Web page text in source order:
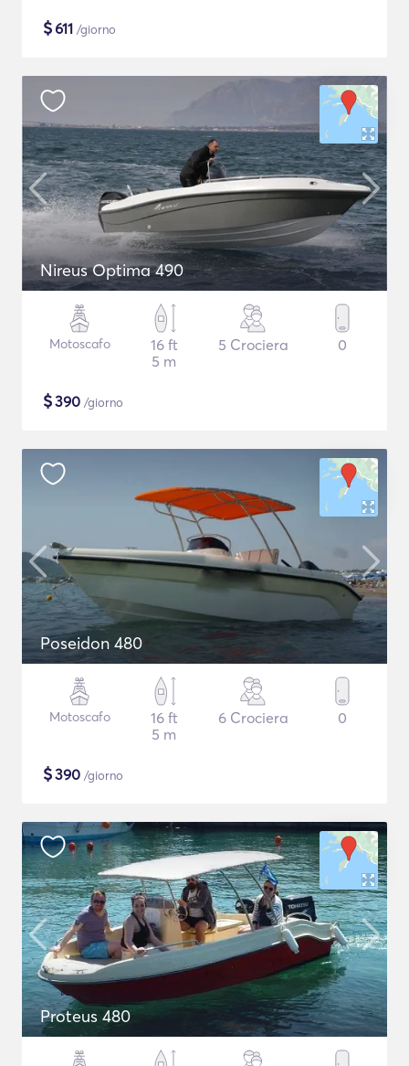
$611 /giorno
Nireus Optima 490
Motoscafo
16 ft
5 m
5 Crociera 0
$390 /giorno
Poseidon 480
Motoscafo
16 ft
5 m
6 Crociera 0
$390 /giorno
Proteus 480